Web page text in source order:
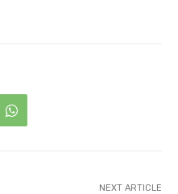
NEXT ARTICLE